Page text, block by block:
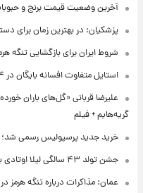
آخرین وضعیت قیمت برنج و
پزشکیان: در بهترین زمان برای
شروط ایران برای بازگشایی تنگه
استایل متفاوت افسانه بایگان در ۶۴ سالگی + عکس
علیرضا قربانی «گل‌های باران
گریه‌هایم + فیلم
خرید جدید پرسپولیس رسمی شد؛
جشن تولد ۴۳ سالگی لیلا اوتادی با یک سورپرایز ویژه + فیلم
عمان: مذاکرات درباره تنگه هرمز